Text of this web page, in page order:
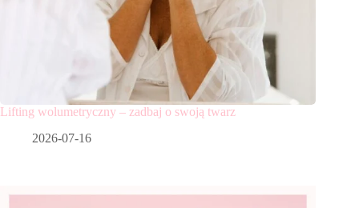
Lifting wolumetryczny – zadbaj o swoją twarz
2026-07-16